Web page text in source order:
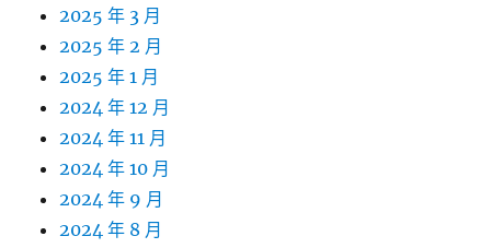
2025 年 3 月
2025 年 2 月
2025 年 1 月
2024 年 12 月
2024 年 11 月
2024 年 10 月
2024 年 9 月
2024 年 8 月